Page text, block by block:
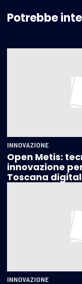
Potrebbe
INNOVAZIONE
Open Metis:
innovazione
Toscana
INNOVAZIONE